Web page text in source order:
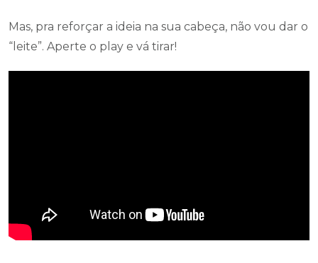
Mas, pra reforçar a ideia na sua cabeça, não vou dar o
“leite”. Aperte o play e vá tirar!